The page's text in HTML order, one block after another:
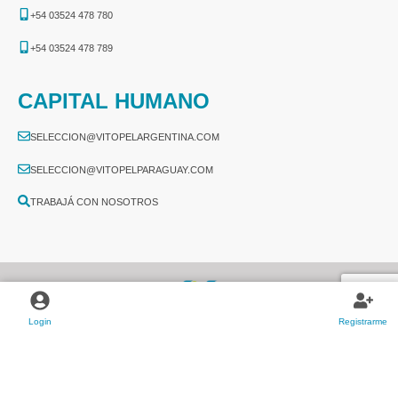
Login Registrarme
+54 03524 478 780​
+54 03524 478 789​
CAPITAL HUMANO
SELECCION@VITOPELARGENTINA.COM
SELECCION@VITOPELPARAGUAY.COM
TRABAJÁ CON NOSOTROS